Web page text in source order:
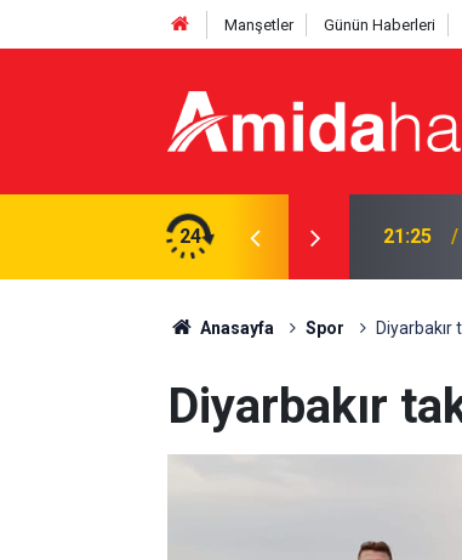
Manşetler Günün Haberleri
24
Ölü ve yaralılar var 20:44
Anasayfa Spor Diyarbakır
Diyarbakır